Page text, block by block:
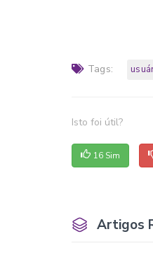
Tags:
Isto foi útil?
16 Sim
Artigos